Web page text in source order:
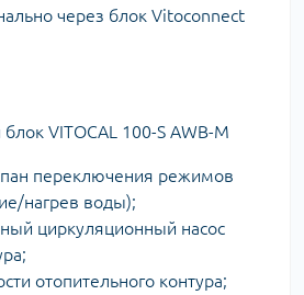
через блок Vitoconnect
переключения режимов
нагрев воды);
циркуляционный насос
отопительного контура;